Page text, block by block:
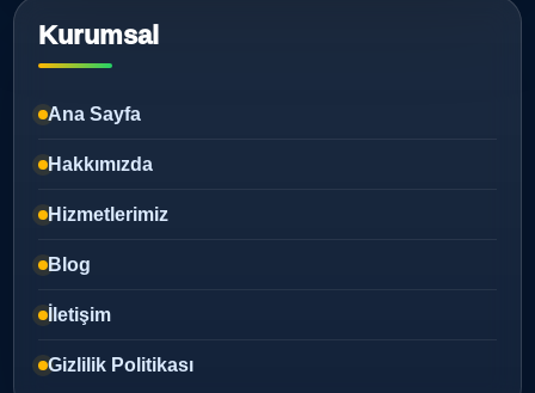
Kurumsal
Ana Sayfa
Hakkımızda
Hizmetlerimiz
Blog
İletişim
Gizlilik Politikası